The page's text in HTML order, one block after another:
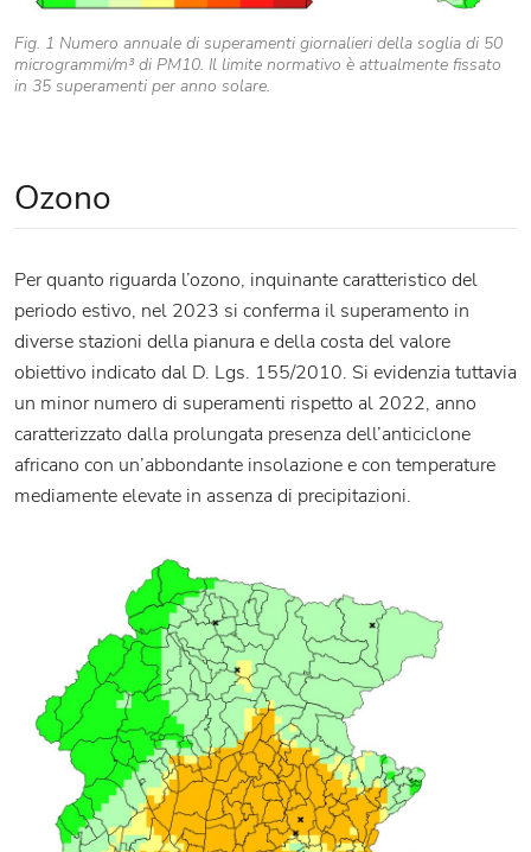
Fig. 1 Numero annuale di superamenti giornalieri della soglia di 50
microgrammi/m³ di PM10. Il limite normativo è attualmente fissato
in 35 superamenti per anno solare.
Ozono
Per quanto riguarda l’ozono, inquinante caratteristico del
periodo estivo, nel 2023 si conferma il superamento in
diverse stazioni della pianura e della costa del valore
obiettivo indicato dal D. Lgs. 155/2010. Si evidenzia tuttavia
un minor numero di superamenti rispetto al 2022, anno
caratterizzato dalla prolungata presenza dell’anticiclone
africano con un’abbondante insolazione e con temperature
mediamente elevate in assenza di precipitazioni.